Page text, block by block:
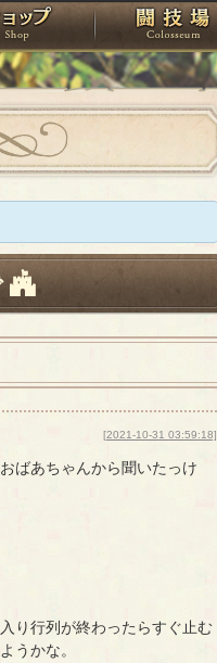
ショップ
[2021-10-31 03:59:18]
ばあちゃんから聞いたっけ
り行列が終わったらすぐ止む
うかな。